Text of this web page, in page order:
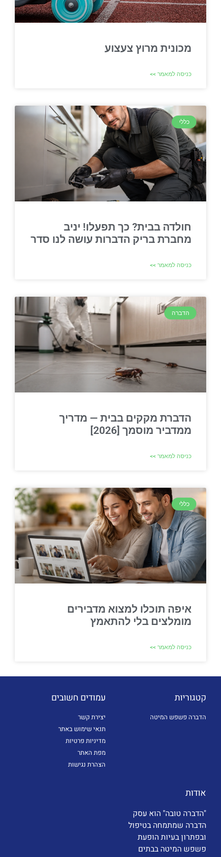
מכונית מרוץ צעצוע
כניסה למאמר >>
כללי
חולדה בבית? כך תפעלו! יניב
מחברת בריק הדברות עושה לנו סדר
כניסה למאמר >>
הדברה
הדברת מקקים בבית — מדריך
ממדביר מוסמך [2026]
כניסה למאמר >>
כללי
איפה תוכלו למצוא מדבירים
מומלצים בלי להתאמץ
כניסה למאמר >>
קטגוריות
הדברה פשפש המיטה
עמודים חשובים
יצירת קשר
תנאי שימוש באתר
מדיניות פרטיות
מפת האתר
הצהרת נגישות
אודות
"הדברה טובה" הוא עסק
הדברה שמתמחה בטיפול
ובפתרון בעיות הופעת
פשפש המיטה בבתים